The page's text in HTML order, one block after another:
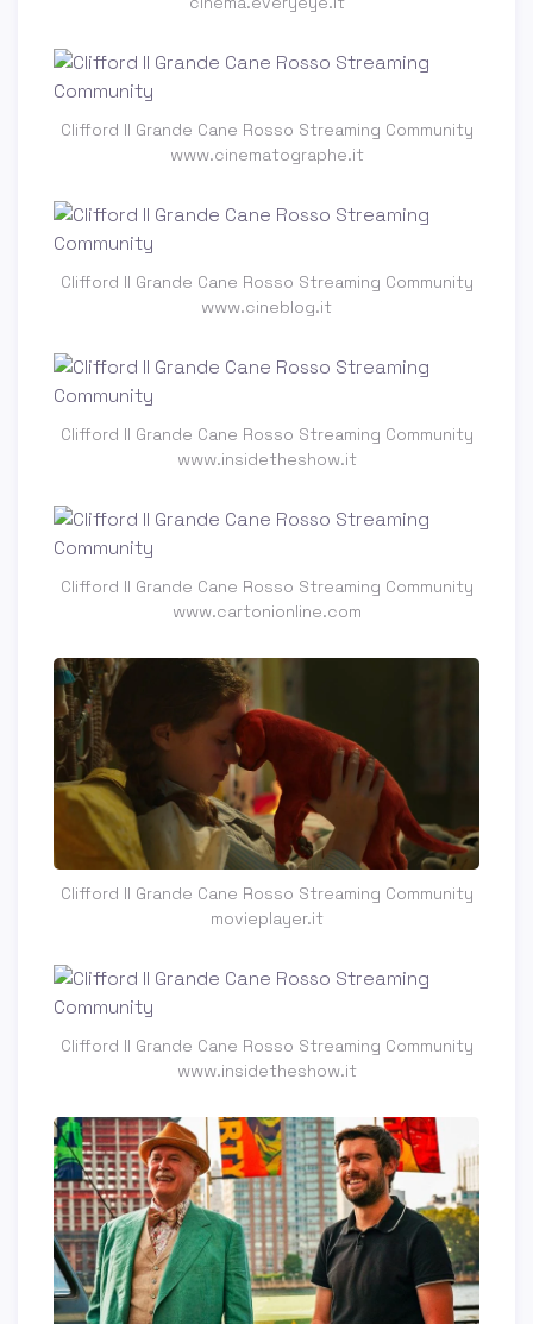
Clifford Il Grande Cane Rosso Streaming Community
www.cinematographe.it
Clifford Il Grande Cane Rosso Streaming Community
www.cineblog.it
Clifford Il Grande Cane Rosso Streaming Community
www.insidetheshow.it
Clifford Il Grande Cane Rosso Streaming Community
www.cartonionline.com
Clifford Il Grande Cane Rosso Streaming Community
movieplayer.it
Clifford Il Grande Cane Rosso Streaming Community
www.insidetheshow.it